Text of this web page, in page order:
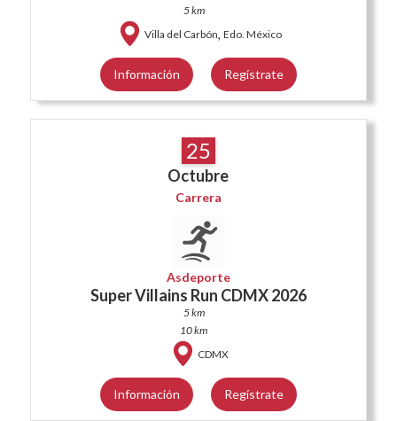
5 km
Villa del Carbón, Edo. México
Información Regístrate
25
Octubre
Carrera
Asdeporte
Super Villains Run CDMX 2026
5 km
10 km
CDMX
Información Regístrate